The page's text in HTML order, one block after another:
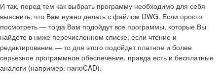
И так, перед тем как выбрать программу необходимо для себя
выяснить, что Вам нужно делать с файлом DWG. Если просто
посмотреть — тогда Вам подойдут все программы, которые Вы
найдете в ниже перечисленном списке; если чтение и
редактирование — то для этого подойдет платное и более
серьезное программное обеспечение, правда есть и бесплатные
аналоги (например: nanoCAD).